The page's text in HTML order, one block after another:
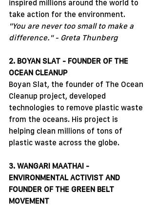
inspired millions around the world to
take action for the environment.
"You are never too small to make a
difference." - Greta Thunberg
2. BOYAN SLAT - FOUNDER OF THE
OCEAN CLEANUP
Boyan Slat, the founder of The Ocean
Cleanup project, developed
technologies to remove plastic waste
from the oceans. His project is
helping clean millions of tons of
plastic waste across the globe.
3. WANGARI MAATHAI -
ENVIRONMENTAL ACTIVIST AND
FOUNDER OF THE GREEN BELT
MOVEMENT